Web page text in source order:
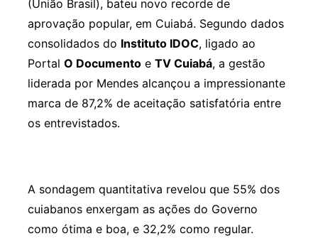
(União Brasil), bateu novo recorde de
aprovação popular, em Cuiabá. Segundo dados
consolidados do Instituto IDOC, ligado ao
Portal O Documentoe TV Cuiabá, a gestão
liderada por Mendes alcançou a impressionante
marca de 87,2% de aceitação satisfatória entre
os entrevistados.
A sondagem quantitativa revelou que 55% dos
cuiabanos enxergam as ações do Governo
como ótima e boa, e 32,2% como regular.